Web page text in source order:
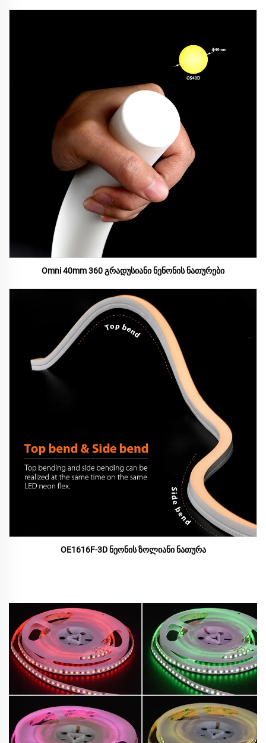
Omni 40mm 360 გრადუსიანი ნენონის ნათურები
OE1616F-3D ნეონის ზოლიანი ნათურა